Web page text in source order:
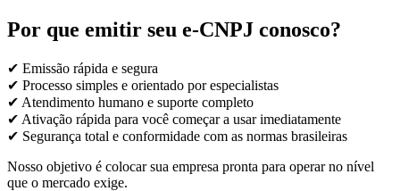
Por que emitir seu e-CNPJ conosco?
✔ Emissão rápida e segura
✔ Processo simples e orientado por especialistas
✔ Atendimento humano e suporte completo
✔ Ativação rápida para você começar a usar imediatamente
✔ Segurança total e conformidade com as normas brasileiras
Nosso objetivo é colocar sua empresa pronta para operar no nível
que o mercado exige.